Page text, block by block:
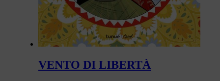
VENTO DI LIBERTÀ